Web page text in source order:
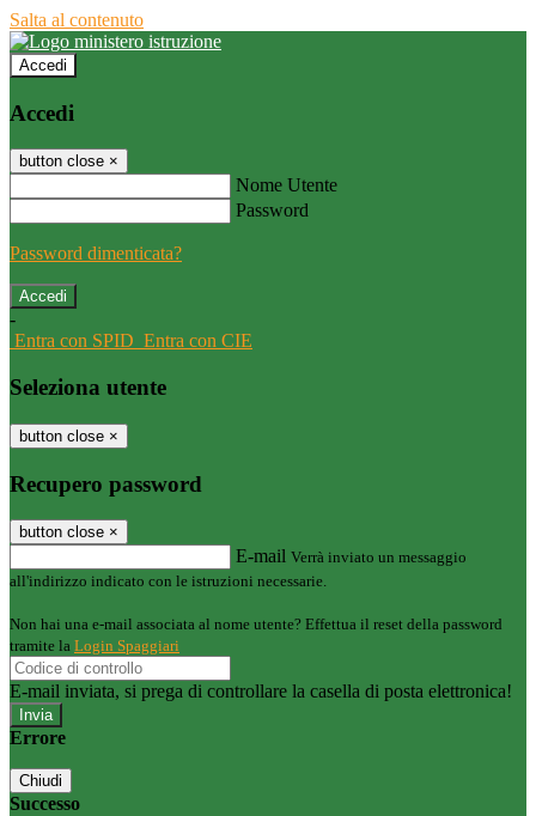
Salta al contenuto
Accedi
Accedi
button close ×
Nome Utente
Password
Password dimenticata?
-
Entra con SPID Entra con CIE
Seleziona utente
button close ×
Recupero password
button close ×
E-mail Verrà inviato un messaggio
all'indirizzo indicato con le istruzioni necessarie.
Non hai una e-mail associata al nome utente? Effettua il reset della password
tramite la Login Spaggiari
E-mail inviata, si prega di controllare la casella di posta elettronica!
Errore
Chiudi
Successo